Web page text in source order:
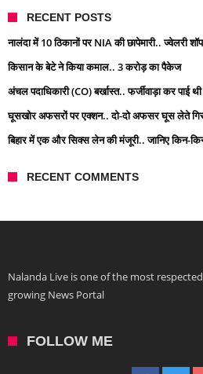
RECENT POSTS
नालंदा में 10 ठिकानों पर NIA की छापेमारी.. ज्वेलरी
किसान के बेटे ने किया कमाल.. 3 करोड़ का पैकेज
अंचल पदाधिकारी (CO) बर्खास्त.. फर्जीवाड़ा कर पाई
घूसखोर अफसरों पर एक्शन.. दो-दो अफसर घूस लेते
बिहार में एक और सिक्स लेन की मंजूरी.. जानिए किन-
RECENT COMMENTS
Nalanda Live is one of the most
growing News Portal
FOLLOW ME